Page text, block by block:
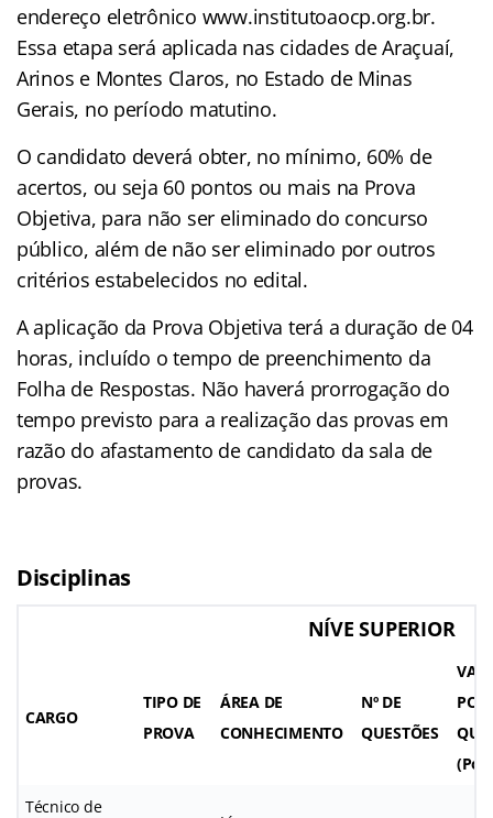
endereço eletrônico www.institutoaocp.org.br.
Essa etapa será aplicada nas cidades de Araçuaí,
Arinos e Montes Claros, no Estado de Minas
Gerais, no período matutino.
O candidato deverá obter, no mínimo, 60% de
acertos, ou seja 60 pontos ou mais na Prova
Objetiva, para não ser eliminado do concurso
público, além de não ser eliminado por outros
critérios estabelecidos no edital.
A aplicação da Prova Objetiva terá a duração de 04
horas, incluído o tempo de preenchimento da
Folha de Respostas. Não haverá prorrogação do
tempo previsto para a realização das provas em
razão do afastamento de candidato da sala de
provas.
Disciplinas
NÍVE SUPERIOR
CARGO
TIPO DE
PROVA
ÁREA DE
CONHECIMENTO
Nº DE
QUESTÕES
POR
Técnico de